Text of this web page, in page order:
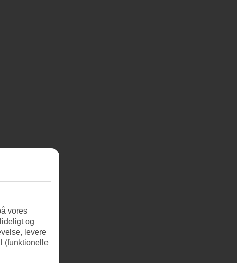
vores
og
levere
(funktionelle